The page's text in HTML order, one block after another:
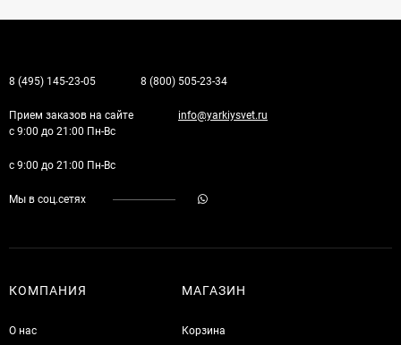
8 (495) 145-23-05 8 (800) 505-23-34
Прием заказов на сайте
с 9:00 до 21:00 Пн-Вс
info@yarkiysvet.ru
с 9:00 до 21:00 Пн-Вс
Мы в соц.сетях
КОМПАНИЯ
О нас
МАГАЗИН
Корзина